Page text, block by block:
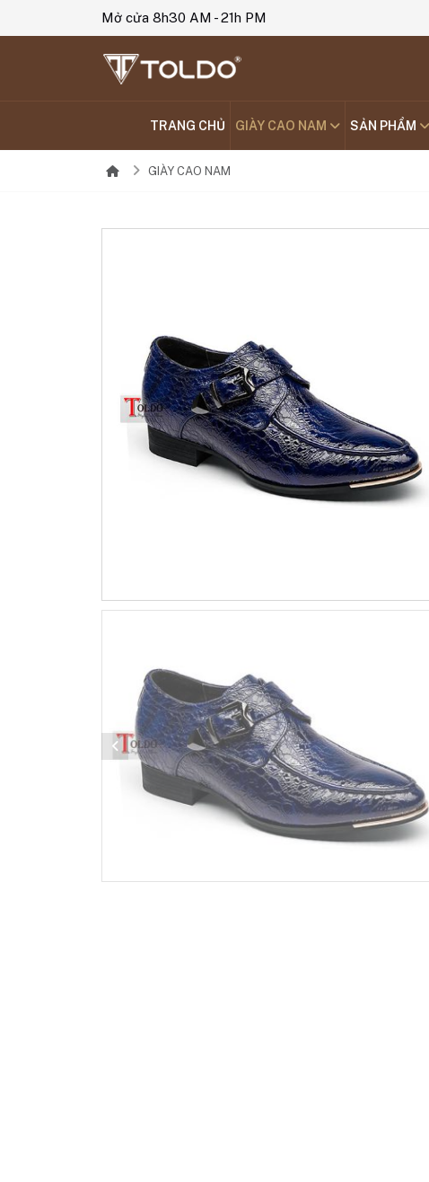
Mở cửa 8h30 AM - 21h PM
TRANG CHỦ GIÀY CAO NAM SẢN PHẨM
GIÀY CAO NAM